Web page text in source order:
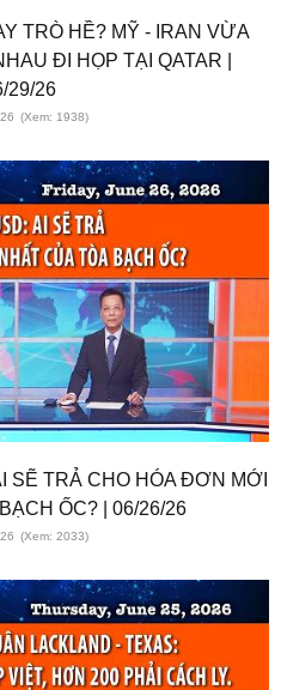
TRÒ HỀ? MỸ - IRAN VỪA
ĐI HỌP TẠI QATAR |
29/26
(Xem: 1938)
SẼ TRẢ CHO HÓA ĐƠN MỚI
ỐC? | 06/26/26
(Xem: 2033)